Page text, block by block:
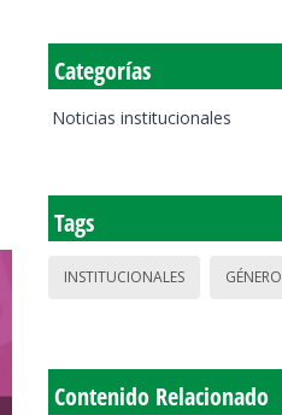
Categorías
Noticias institucionales
Tags
INSTITUCIONALES GÉNERO
Contenido Relacionado